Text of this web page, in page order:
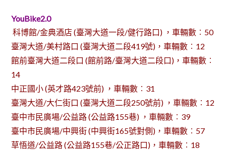
YouBike2.0
科博館/金典酒店 (臺灣大道一段/健行路口) ，車輛數︰50
臺灣大道/美村路口 (臺灣大道二段419號)，車輛數︰12
館前臺灣大道二段口 (館前路/臺灣大道二段口)，車輛數︰
14
中正國小 (英才路423號前) ，車輛數︰31
臺灣大道/大仁街口 (臺灣大道二段250號前) ，車輛數︰12
臺中市民廣場/公益路 (公益路155巷) ，車輛數︰39
臺中市民廣場/中興街 (中興街165號對側)，車輛數︰57
草悟道/公益路 (公益路155巷/公正路口)，車輛數︰18